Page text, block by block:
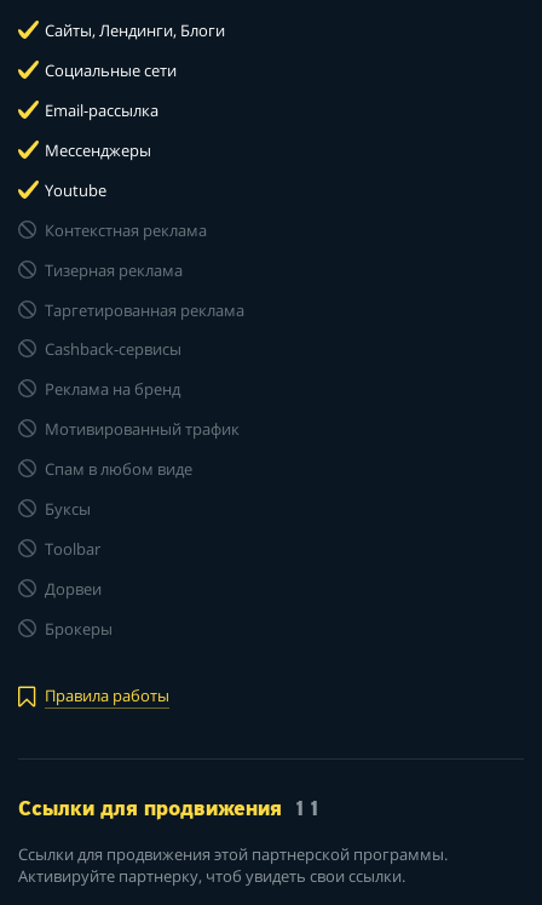
Сайты, Лендинги, Блоги
Социальные сети
Email-рассылка
Мессенджеры
Youtube
Контекстная реклама
Тизерная реклама
Таргетированная реклама
Cashback-сервисы
Реклама на бренд
Мотивированный трафик
Спам в любом виде
Буксы
Toolbar
Дорвеи
Брокеры
Правила работы
Ссылки для продвижения 11
Ссылки для продвижения этой партнерской программы.
Активируйте партнерку, чтоб увидеть свои ссылки.